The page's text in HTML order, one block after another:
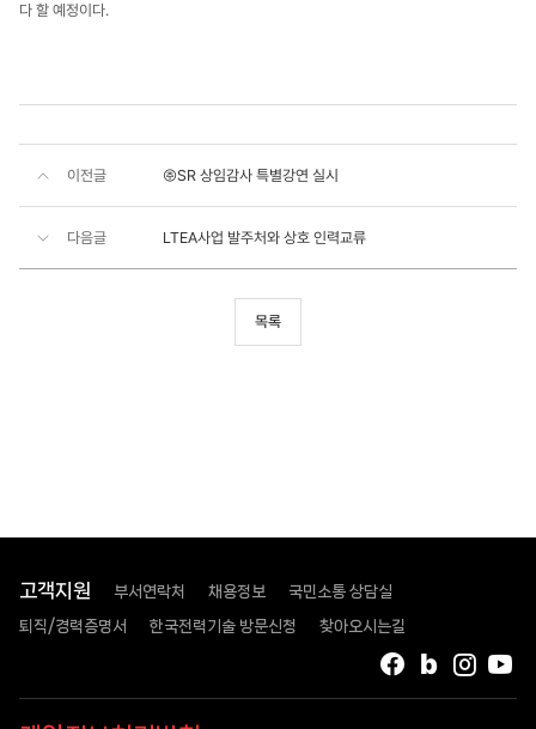
다 할 예정이다.
이전글 ㈜SR 상임감사 특별강연 실시
다음글 LTEA사업 발주처와 상호 인력교류
목록
고객지원 부서연락처 채용정보 국민소통 상담실
퇴직/경력증명서 한국전력기술 방문신청 찾아오시는길